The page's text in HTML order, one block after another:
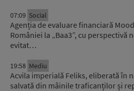
07:09 Social
Agenția de evaluare financiară
României la „Baa3”, cu perspectivă
evitat…
19:58 Mediu
Acvila imperială Feliks, eliberată în
salvată din mâinile traficanților și